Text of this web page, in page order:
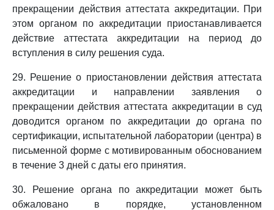
прекращении действия аттестата аккредитации. При
этом органом по аккредитации приостанавливается
действие аттестата аккредитации на период до
вступления в силу решения суда.
29. Решение о приостановлении действия аттестата
аккредитации и направлении заявления о
прекращении действия аттестата аккредитации в суд
доводится органом по аккредитации до органа по
сертификации, испытательной лаборатории (центра) в
письменной форме с мотивированным обоснованием
в течение 3 дней с даты его принятия.
30. Решение органа по аккредитации может быть
обжаловано в порядке, установленном